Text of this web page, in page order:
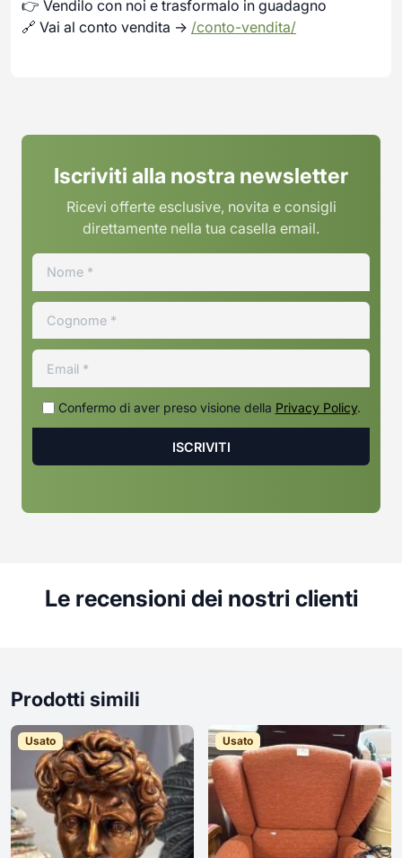
👉 Vendilo con noi e trasformalo in guadagno
🔗 Vai al conto vendita → /conto-vendita/
Iscriviti alla nostra newsletter
Ricevi offerte esclusive, novita e consigli
direttamente nella tua casella email.
Confermo di aver preso visione della Privacy Policy.
Le recensioni dei nostri clienti
Prodotti simili
Usato Usato